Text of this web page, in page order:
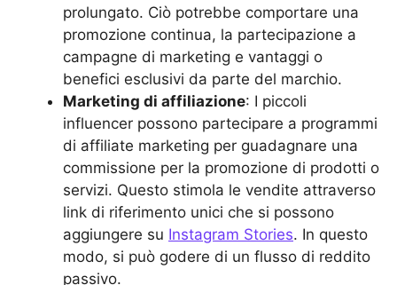
prolungato. Ciò potrebbe comportare una
promozione continua, la partecipazione a
campagne di marketing e vantaggi o
benefici esclusivi da parte del marchio.
Marketing di affiliazione: I piccoli
influencer possono partecipare a programmi
di affiliate marketing per guadagnare una
commissione per la promozione di prodotti o
servizi. Questo stimola le vendite attraverso
link di riferimento unici che si possono
aggiungere su Instagram Stories. In questo
modo, si può godere di un flusso di reddito
passivo.